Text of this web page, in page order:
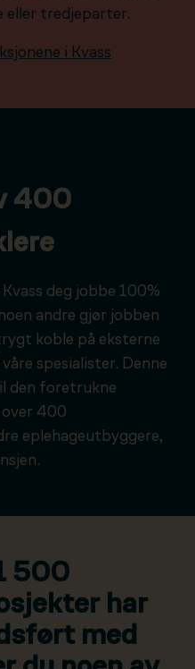
eller tredjeparter.
i Kvass
400
deg jobbe 100%
andre gjør jobben
koble på eksterne
spesialister. Denne
den foretrukne
400
eplehageutbyggere,
500
har
med